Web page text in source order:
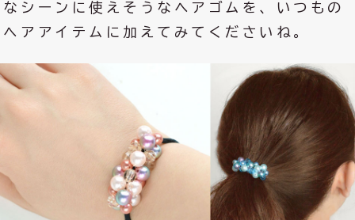
なシーンに使えそうなヘアゴムを、いつもの
ヘアアイテムに加えてみてくださいね。